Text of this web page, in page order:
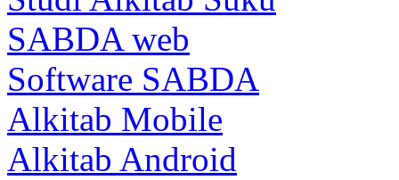
SABDA web
Software SABDA
Alkitab Mobile
Alkitab Android